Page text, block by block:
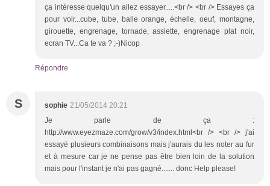
ça intéresse quelqu'un allez essayer.....<br /> <br /> Essayes ça
pour voir...cube, tube, balle orange, échelle, oeuf, montagne,
girouette, engrenage, tornade, assiette, engrenage plat noir,
ecran TV...Ca te va ? ;-)Nicop
Répondre
S sophie 21/05/2014 20:21
Je parle de ça :
http://www.eyezmaze.com/grow/v3/index.html<br /> <br /> j'ai
essayé plusieurs combinaisons mais j'aurais du les noter au fur
et à mesure car je ne pense pas être bien loin de la solution
mais pour l'instant je n'ai pas gagné....... donc Help please!